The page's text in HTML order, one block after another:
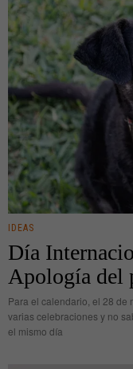
IDEAS
Día
Apología del
Para el calendario, el 28 de
varias celebraciones y no
el mismo día